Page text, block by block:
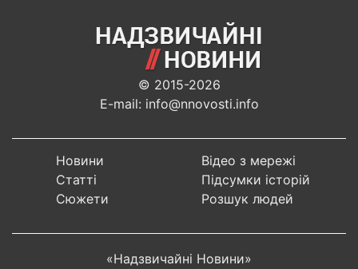
© 2015-2026
E-mail: info@nnovosti.info
Новини
Статті
Сюжети
Відео з мережі
Підсумки історій
Розшук людей
«Надзвичайні Новини»